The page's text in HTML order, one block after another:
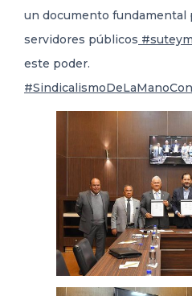
un documento fundamental
servidores públicos
este poder.